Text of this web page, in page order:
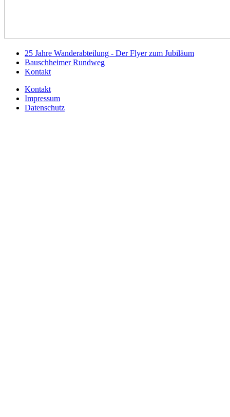
25 Jahre Wanderabteilung - Der Flyer zum Jubiläum
Bauschheimer Rundweg
Kontakt
Kontakt
Impressum
Datenschutz